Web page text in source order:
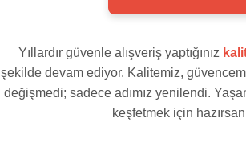
Yıllardır güvenle alışveriş yaptığınız
şekilde devam ediyor. Kalitemiz,
değişmedi; sadece adımız yenilendi.
keşfetmek için